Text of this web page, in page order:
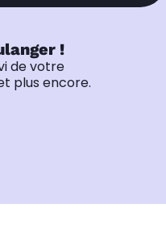
!
de votre
plus encore.